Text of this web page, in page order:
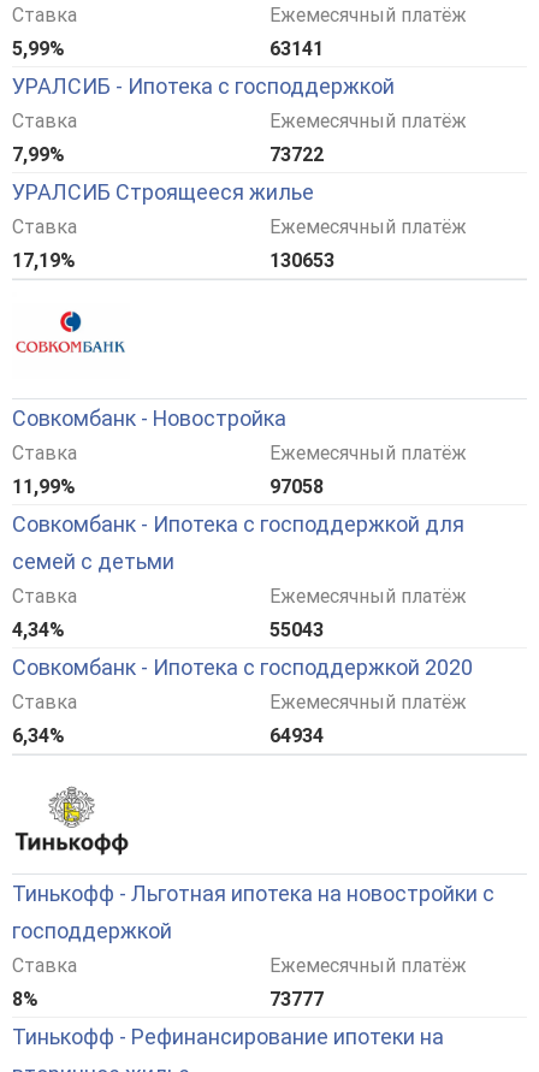
Ставка
5,99%
Ежемесячный платёж
63141
УРАЛСИБ - Ипотека с господдержкой
Ставка
7,99%
Ежемесячный платёж
73722
УРАЛСИБ Строящееся жилье
Ставка
17,19%
Ежемесячный платёж
130653
Совкомбанк - Новостройка
Ставка
11,99%
Ежемесячный платёж
97058
Совкомбанк - Ипотека с господдержкой для
семей с детьми
Ставка
4,34%
Ежемесячный платёж
55043
Совкомбанк - Ипотека с господдержкой 2020
Ставка
6,34%
Ежемесячный платёж
64934
Тинькофф - Льготная ипотека на новостройки с
господдержкой
Ставка
8%
Ежемесячный платёж
73777
Тинькофф - Рефинансирование ипотеки на